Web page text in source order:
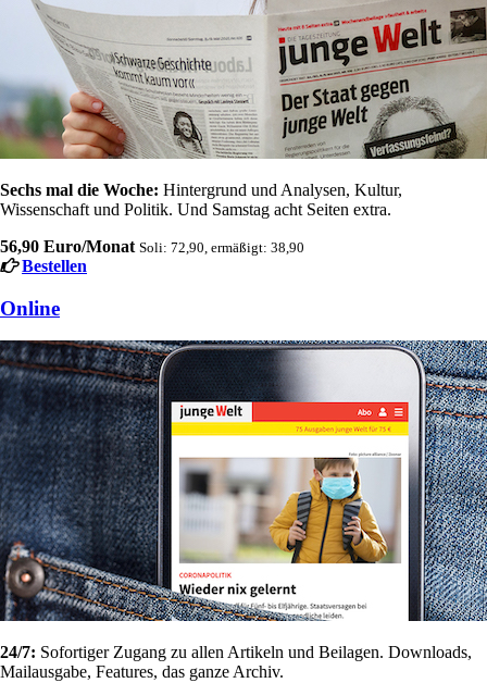
Sechs mal die Woche: Hintergrund und Analysen, Kultur,
Wissenschaft und Politik. Und Samstag acht Seiten extra.
56,90 Euro/Monat Soli: 72,90, ermäßigt: 38,90
Bestellen
Online
24/7: Sofortiger Zugang zu allen Artikeln und Beilagen. Downloads,
Mailausgabe, Features, das ganze Archiv.